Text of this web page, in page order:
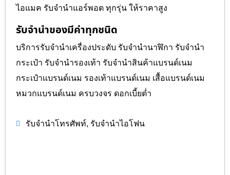
ไอแมค รับจำนำแอร์พอต ทุกรุ่น ให้ราคาสูง
รับจำนำของมีค่าทุกชนิด
บริการรับจำนำเครื่องประดับ รับจำนำนาฬิกา รับจำนำ
กระเป๋า รับจำนำรองเท้า รับจำนำสินค้าแบรนด์เนม
กระเป๋าแบรนด์เนม รองเท้าแบรนด์เนม เสื้อแบรนด์เนม
หมวกแบรนด์เนม ครบวงจร ดอกเบี้ยต่ำ
รับจำนำโทรศัพท์, รับจำนำไอโฟน